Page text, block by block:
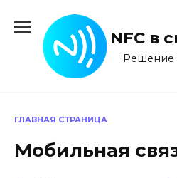
содержанию
NFC в
Решение
ГЛАВНАЯ СТРАНИЦА
Мобильная